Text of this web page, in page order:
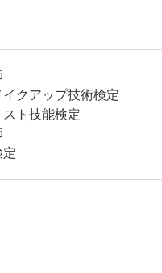
イクアップ技術検定
スト技能検定
定